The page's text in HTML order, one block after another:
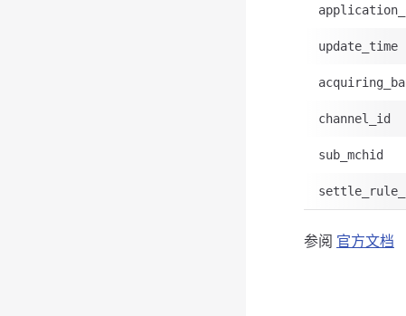
update_time
channel_id
sub_mchid
参阅 官方文档